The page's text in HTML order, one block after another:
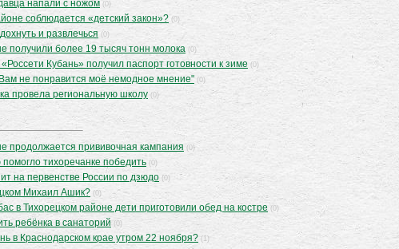
напали с ножом (0)
соблюдается «детский закон»? (0)
и развлечься (0)
получили более 19 тысяч тонн молока (0)
Кубань» получил паспорт готовности к зиме (0)
не понравится моё немодное мнение" (0)
провела региональную школу (0)
продолжается прививочная кампания (0)
тихоречанке победить (0)
на первенстве России по дзюдо (0)
Михаил Ашик? (0)
в Тихорецком районе дети приготовили обед на костре (0)
ребёнка в санаторий (0)
в Краснодарском крае утром 22 ноября? (1)